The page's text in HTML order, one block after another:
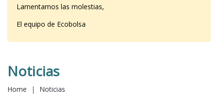
Lamentamos las molestias,
El equipo de Ecobolsa
Noticias
Home | Noticias